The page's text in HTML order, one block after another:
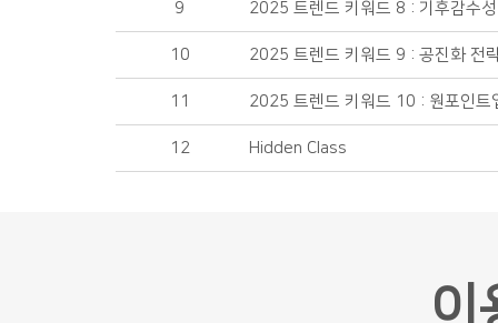
9 2025 트렌드 키워드 8 : 기후감수성
10 2025 트렌드 키워드 9 : 공진화 전
11 2025 트렌드 키워드 10 : 원포인트
12 Hidden Class
이